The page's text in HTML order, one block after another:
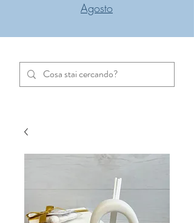
Agosto